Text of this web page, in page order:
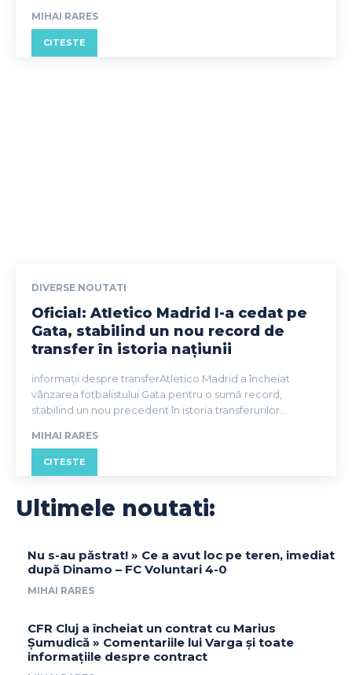
MIHAI RARES
CITESTE
DIVERSE NOUTATI
Oficial: Atletico Madrid l-a cedat pe
Gata, stabilind un nou record de
transfer în istoria națiunii
informații despre transferAtletico Madrid a încheiat
vânzarea fotbalistului Gata pentru o sumă record,
stabilind un nou precedent în istoria transferurilor...
MIHAI RARES
CITESTE
Ultimele noutati:
Nu s-au păstrat! » Ce a avut loc pe teren, imediat
după Dinamo – FC Voluntari 4-0
MIHAI RARES
CFR Cluj a încheiat un contrat cu Marius
Șumudică » Comentariile lui Varga și toate
informațiile despre contract